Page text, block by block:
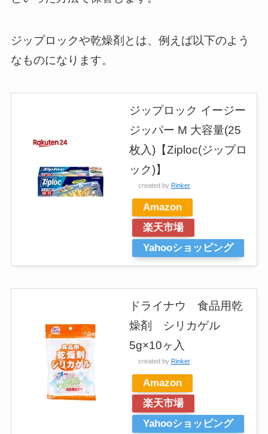
ジップロックや乾燥剤とは、例えば以下のよう
なものになります。
ジップロック イージー
ジッパー M 大容量(25
枚入)【Ziploc(ジップロ
ック)】
created by Rinker
Amazon
楽天市場
Yahooショッピング
ドライナウ 食品用乾
燥剤 シリカゲル
5g×10ヶ入
created by Rinker
Amazon
楽天市場
Yahooショッピング